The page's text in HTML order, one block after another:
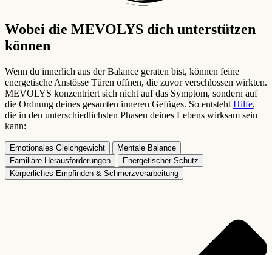
Wobei die MEVOLYS dich unterstützen
können ​
Wenn du innerlich aus der Balance geraten bist, können feine
energetische Anstösse Türen öffnen, die zuvor verschlossen wirkten.
MEVOLYS konzentriert sich nicht auf das Symptom, sondern auf
die Ordnung deines gesamten inneren Gefüges. So entsteht Hilfe,
die in den unterschiedlichsten Phasen deines Lebens wirksam sein
kann:
Emotionales Gleichgewicht
Mentale Balance
Familiäre Herausforderungen
Energetischer Schutz
Körperliches Empfinden & Schmerzverarbeitung